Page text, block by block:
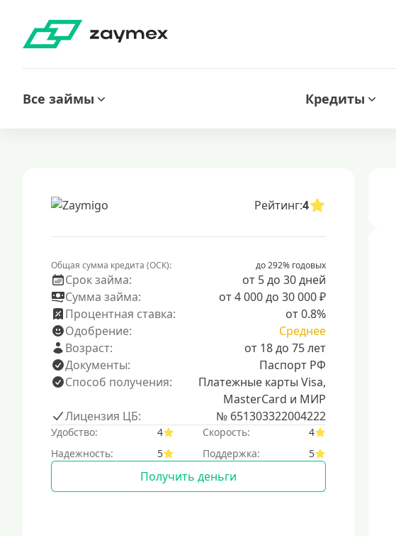
Все займы Кредиты
Рейтинг:4
Общая сумма кредита (ОСК): до 292% годовых
Срок займа:
от 5 до 30 дней
Сумма займа:
от 4 000 до 30 000 ₽
Процентная ставка:
от 0.8%
Одобрение:
Среднее
Возраст:
от 18 до 75 лет
Документы:
Паспорт РФ
Способ получения:
Платежные карты Visa,
MasterCard и МИР
Лицензия ЦБ:
№ 651303322004222
Удобство: 4 Скорость:
4
Надежность:
5 Поддержка: 5
Получить деньги